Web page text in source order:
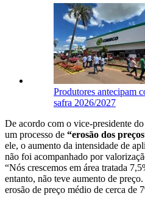
Produtores antecipam
safra 2026/2027
De acordo com o vice-presidente
um processo de “erosão dos
ele, o aumento da intensidade de
não foi acompanhado por
“Nós crescemos em área tratada
entanto, não teve aumento de
erosão de preço médio de cerca de